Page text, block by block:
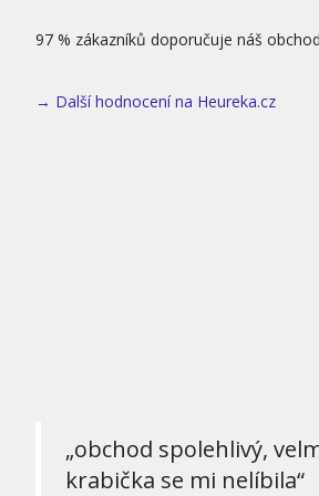
97 % zákazníků doporučuje náš
→ Další hodnocení na Heureka.cz
„obchod spolehlivý,
krabička se mi nelíbila“